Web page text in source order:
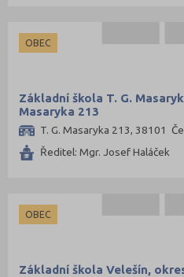
OBEC
Základní škola T. G.
Masaryka 213
T. G. Masaryka 213, 38101
Ředitel: Mgr. Josef Haláček
OBEC
Základní škola Velešín,